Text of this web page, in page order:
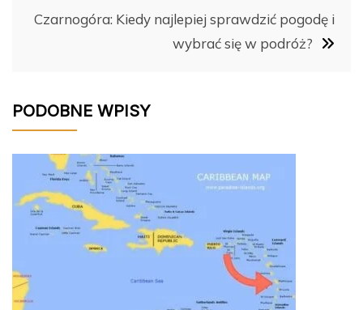
Czarnogóra: Kiedy najlepiej sprawdzić pogodę i
wybrać się w podróż?
PODOBNE WPISY